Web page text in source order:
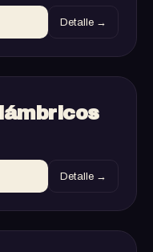
Detalle →
Detalle →